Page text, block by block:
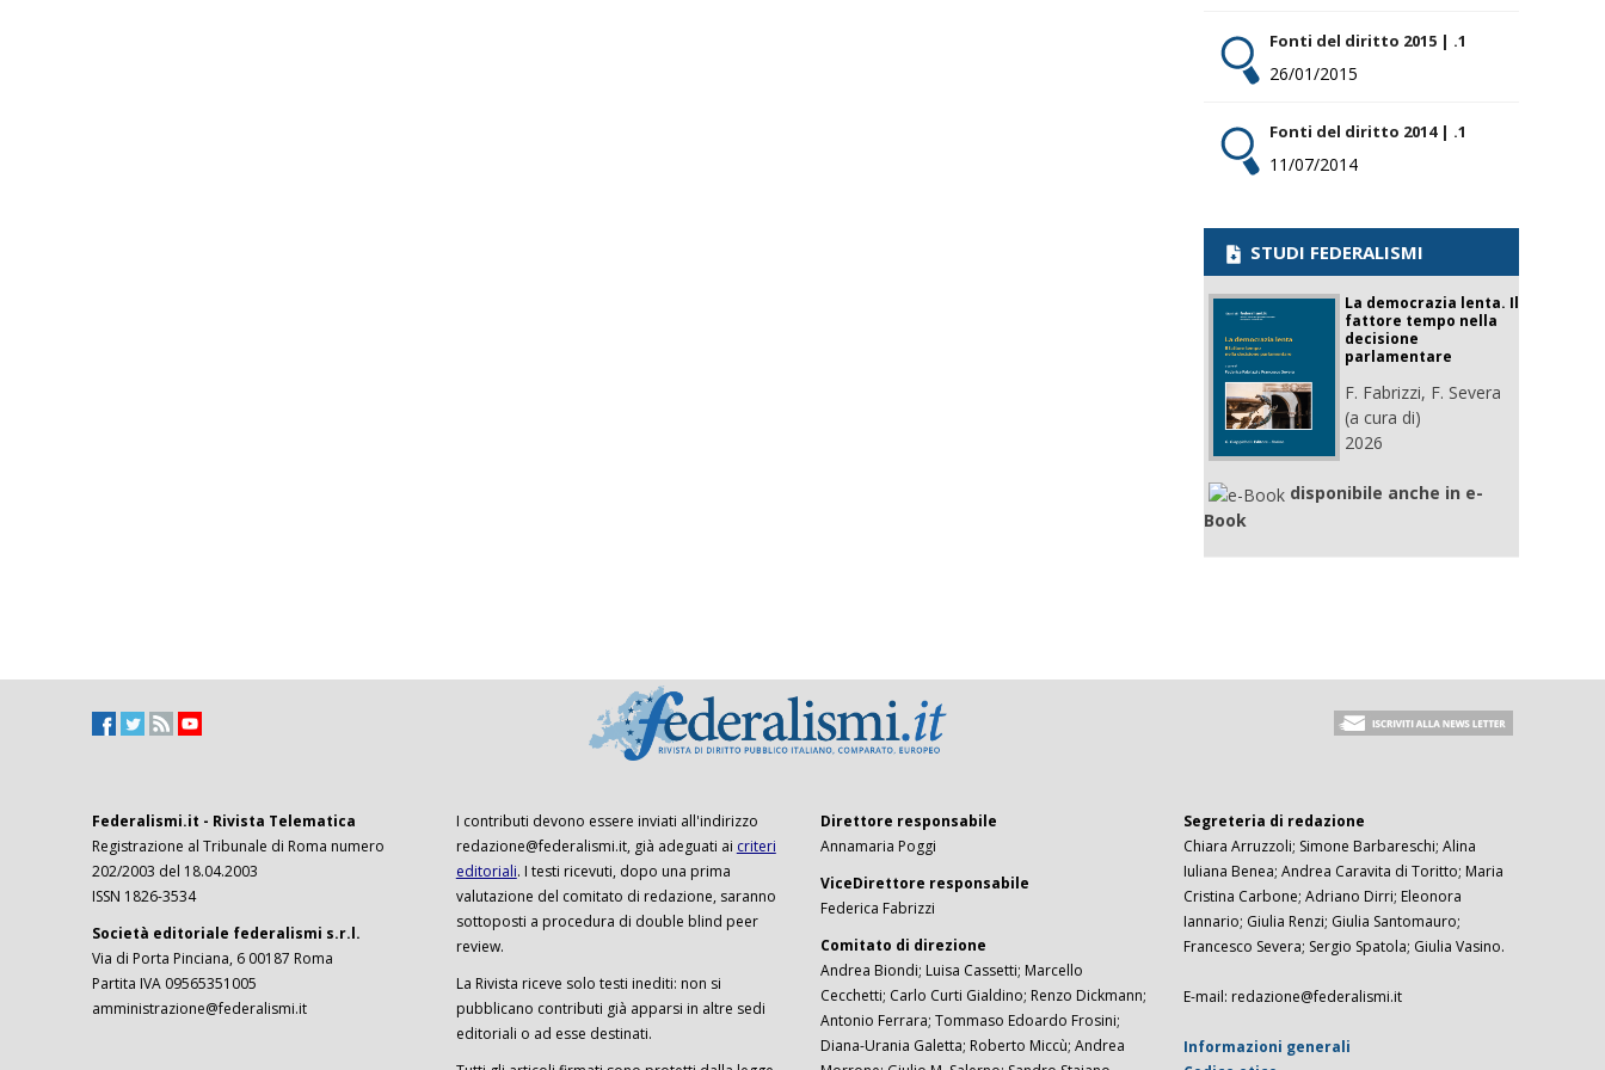
Fonti del diritto 2015 | .1
26/01/2015
Fonti del diritto 2014 | .1
11/07/2014
STUDI FEDERALISMI
La democrazia lenta. Il
fattore tempo nella
decisione
parlamentare
F. Fabrizzi, F. Severa
(a cura di)
2026
disponibile anche in e-
Book
Federalismi.it - Rivista Telematica
Registrazione al Tribunale di Roma numero
202/2003 del 18.04.2003
ISSN 1826-3534
Società editoriale federalismi s.r.l.
Via di Porta Pinciana, 6 00187 Roma
Partita IVA 09565351005
amministrazione@federalismi.it
I contributi devono essere inviati all'indirizzo
redazione@federalismi.it, già adeguati ai criteri
editoriali. I testi ricevuti, dopo una prima
valutazione del comitato di redazione, saranno
sottoposti a procedura di double blind peer
review.
La Rivista riceve solo testi inediti: non si
pubblicano contributi già apparsi in altre sedi
editoriali o ad esse destinati.
Direttore responsabile
Annamaria Poggi
ViceDirettore responsabile
Federica Fabrizzi
Comitato di direzione
Andrea Biondi; Luisa Cassetti; Marcello
Cecchetti; Carlo Curti Gialdino; Renzo Dickmann;
Antonio Ferrara; Tommaso Edoardo Frosini;
Diana-Urania Galetta; Roberto Miccù; Andrea
Segreteria di redazione
Chiara Arruzzoli; Simone Barbareschi; Alina
Iuliana Benea; Andrea Caravita di Toritto; Maria
Cristina Carbone; Adriano Dirri; Eleonora
Iannario; Giulia Renzi; Giulia Santomauro;
Francesco Severa; Sergio Spatola; Giulia Vasino.
E-mail: redazione@federalismi.it
Informazioni generali